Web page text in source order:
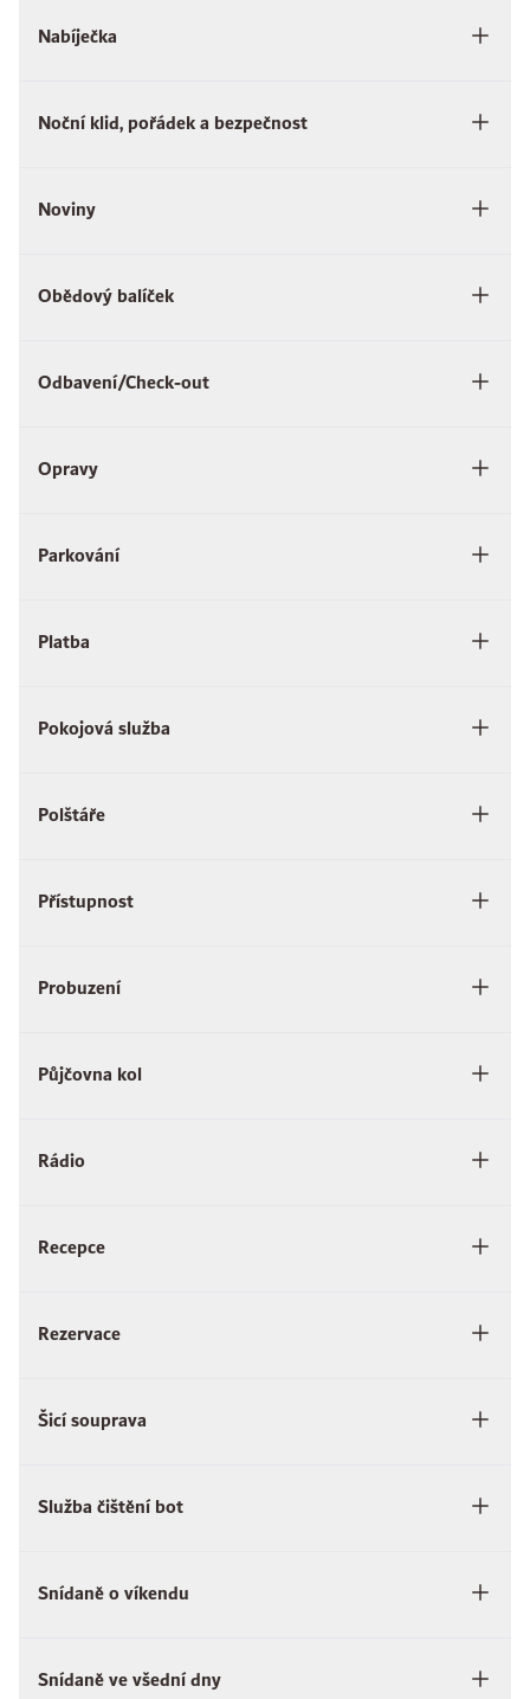
Nabíječka
Noční klid, pořádek a bezpečnost
Noviny
Obědový balíček
Odbavení/Check-out
Opravy
Parkování
Platba
Pokojová služba
Polštáře
Přístupnost
Probuzení
Půjčovna kol
Rádio
Recepce
Rezervace
Šicí souprava
Služba čištění bot
Snídaně o víkendu
Snídaně ve všední dny